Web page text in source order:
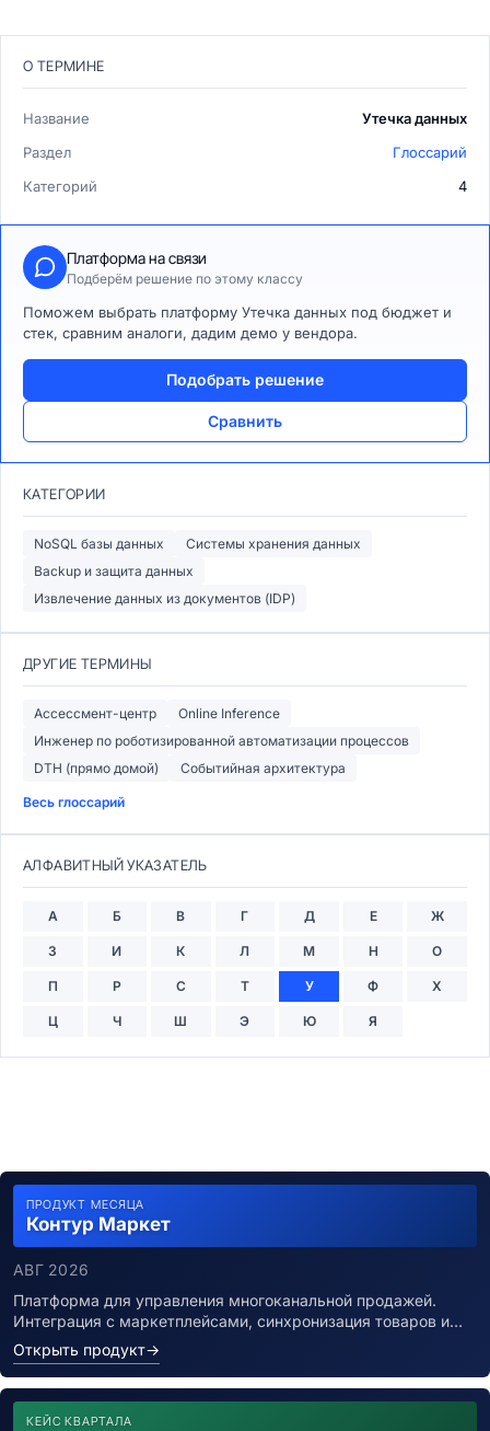
О ТЕРМИНЕ
Название
Утечка данных
Раздел
Глоссарий
Категорий
4
Платформа на связи
Подберём решение по этому классу
Поможем выбрать платформу Утечка данных под бюджет и
стек, сравним аналоги, дадим демо у вендора.
Подобрать решение
Сравнить
КАТЕГОРИИ
NoSQL базы данных
Системы хранения данных
Backup и защита данных
Извлечение данных из документов (IDP)
ДРУГИЕ ТЕРМИНЫ
Ассессмент-центр
Online Inference
Инженер по роботизированной автоматизации процессов
DTH (прямо домой)
Событийная архитектура
Весь глоссарий
АЛФАВИТНЫЙ УКАЗАТЕЛЬ
А Б В Г Д Е Ж
З И К Л М Н О
П Р С Т У Ф Х
Ц Ч Ш Э Ю Я
ПРОДУКТ МЕСЯЦА
Контур Маркет
АВГ 2026
Платформа для управления многоканальной продажей.
Интеграция с маркетплейсами, синхронизация товаров и…
Открыть продукт→
КЕЙС КВАРТАЛА